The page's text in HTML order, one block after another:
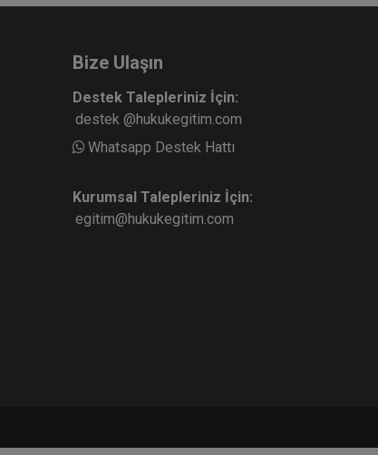
Bize Ulaşın
Destek Talepleriniz İçin:
destek @hukukegitim.com
Whatsapp Destek Hattı
Kurumsal Talepleriniz İçin:
egitim@hukukegitim.com